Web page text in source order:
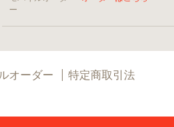
ー
オーダー 特定商取引法